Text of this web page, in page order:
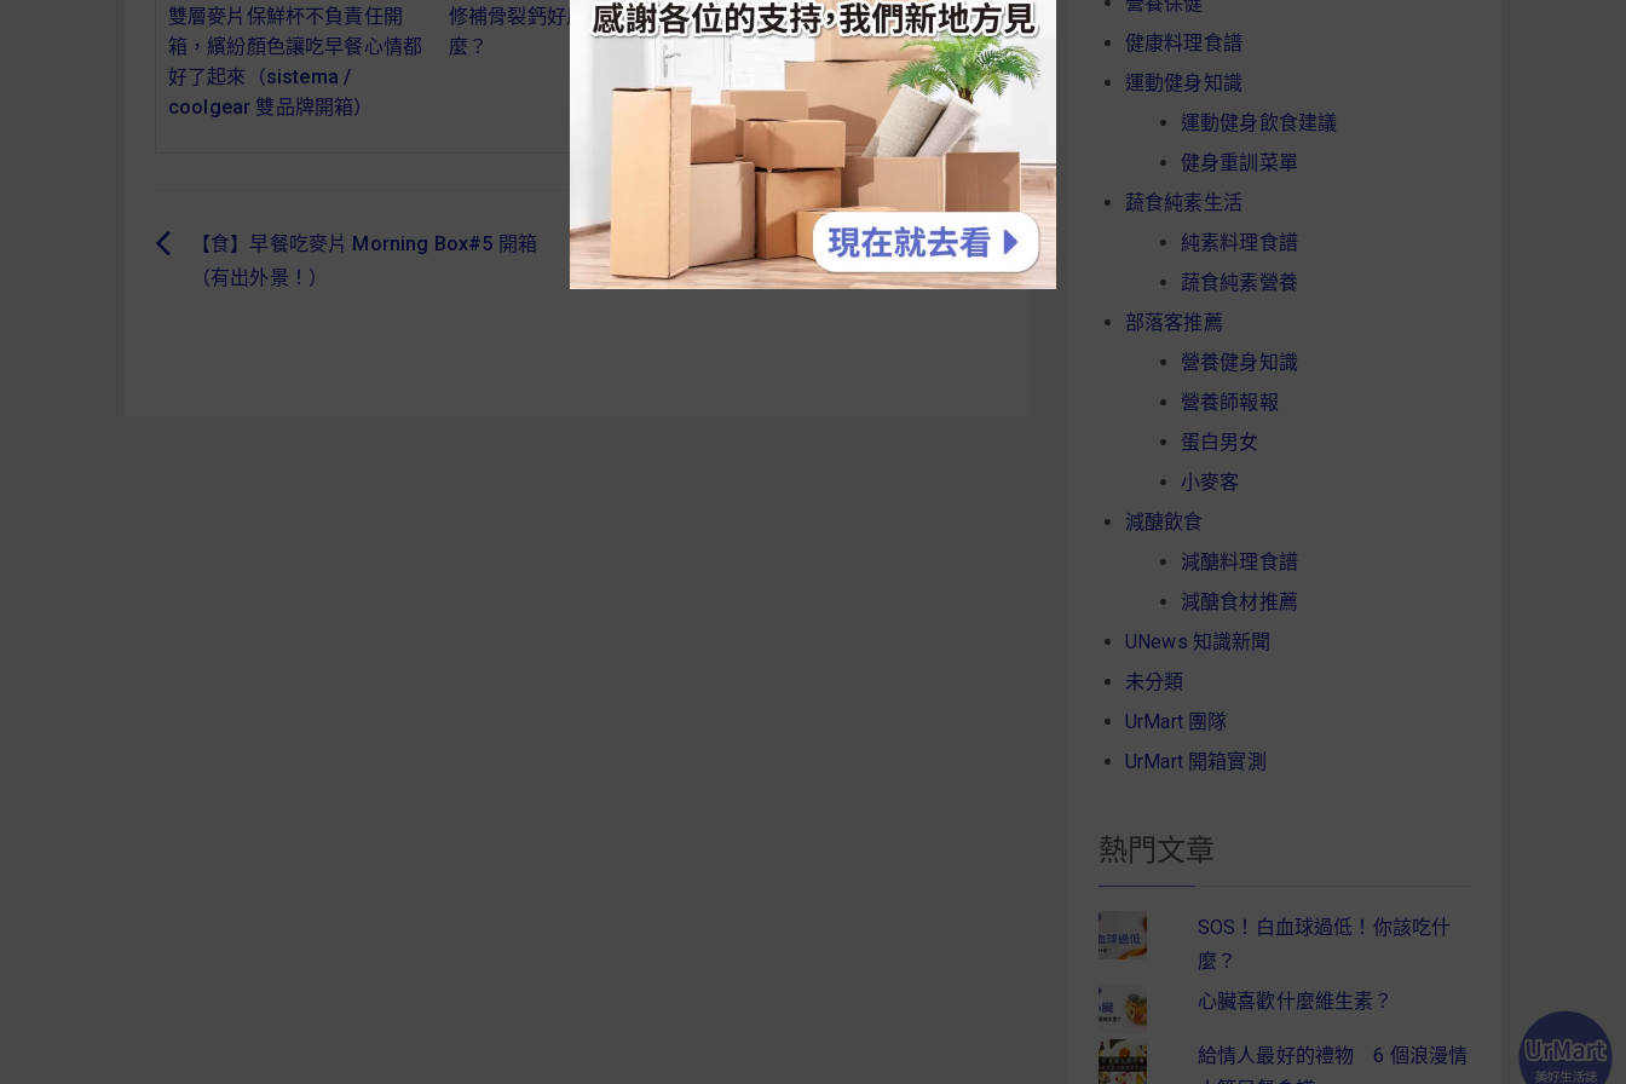
雙層麥片保鮮杯不負責任開
箱，繽紛顏色讓吃早餐心情都
好了起來（sistema /
coolgear 雙品牌開箱）
修補骨裂鈣好用！你該吃什
麼？
【 麥片女孩 丁丁 】瑞士全家
巧克力讓我大吃大喝也不怕！
文
【食】早餐吃麥片 Morning Box#5 開箱
（有出外景！）
健康料理食譜
運動健身知識
運動健身飲食建議
健身重訓菜單
蔬食純素生活
純素料理食譜
蔬食純素營養
部落客推薦
營養健身知識
營養師報報
蛋白男女
小麥客
減醣飲食
減醣料理食譜
減醣食材推薦
UNews 知識新聞
未分類
UrMart 團隊
UrMart 開箱實測
熱門文章
SOS！白血球過低！你該吃什
麼？
心臟喜歡什麼維生素？
給情人最好的禮物 6 個浪漫情